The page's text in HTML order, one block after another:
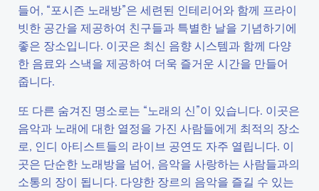
들어, “포시즌 노래방”은 세련된 인테리어와 함께 프라이
빗한 공간을 제공하여 친구들과 특별한 날을 기념하기에
좋은 장소입니다. 이곳은 최신 음향 시스템과 함께 다양
한 음료와 스낵을 제공하여 더욱 즐거운 시간을 만들어
줍니다.
또 다른 숨겨진 명소로는 “노래의 신”이 있습니다. 이곳은
음악과 노래에 대한 열정을 가진 사람들에게 최적의 장소
로, 인디 아티스트들의 라이브 공연도 자주 열립니다. 이
곳은 단순한 노래방을 넘어, 음악을 사랑하는 사람들과의
소통의 장이 됩니다. 다양한 장르의 음악을 즐길 수 있는